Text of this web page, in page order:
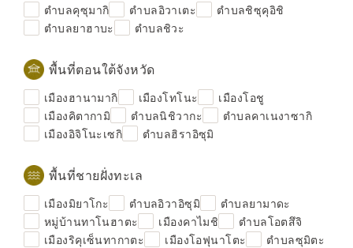
ตำบลคุซุมากิ
ตำบลอิวาเตะ
ตำบลชิซุคุอิชิ
ตำบลยาฮาบะ
ตำบลชิวะ
พื้นที่ตอนใต้จังหวัด
เมืองฮานามากิ เมืองโทโนะ
เมืองโอชู
เมืองคิตากามิ
ตำบลนิชิวากะ
ตำบลคาเนงาซากิ
เมืองอิจิโนะเซกิ
ตำบลฮิราอิซุมิ
พื้นที่ชายฝั่งทะเล
เมืองมิยาโกะ ตำบลอิวาอิซุมิ
ตำบลยามาดะ
หมู่บ้านทาโนฮาตะ
เมืองคาไมชิ
ตำบลโอตสึจิ
เมืองริคุเซ็นทากาตะ
เมืองโอฟุนาโตะ ตำบลซุมิตะ